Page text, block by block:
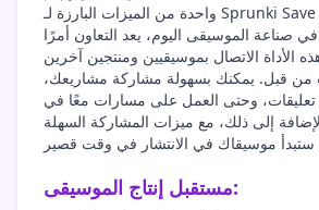
واحدة من الميزات البارزة لـ Sprunki Save هي قدرته على
صناعة الموسيقى اليوم، يعد التعاون أمرًا
الأداة الاتصال بموسيقيين ومنتجين آخرين
من قبل. يمكنك بسهولة مشاركة مشاريعك،
وحتى العمل على مسارات معًا في
إلى ذلك، مع ميزات المشاركة السهلة
مستقبل إنتاج الموسيقى: